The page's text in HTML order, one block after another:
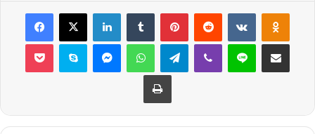
Facebook
X LinkedInTumblr PinterestReddit VKontakte
Pocket Skype MessengerWhatsAppTelegramViber Line E-Posta ile
Yazdır